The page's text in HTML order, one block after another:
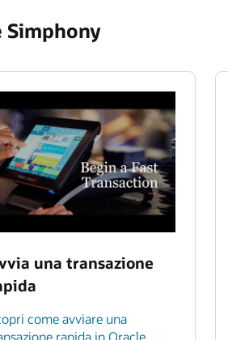
Simphony
una transazione
come avviare una
rapida in Oracle